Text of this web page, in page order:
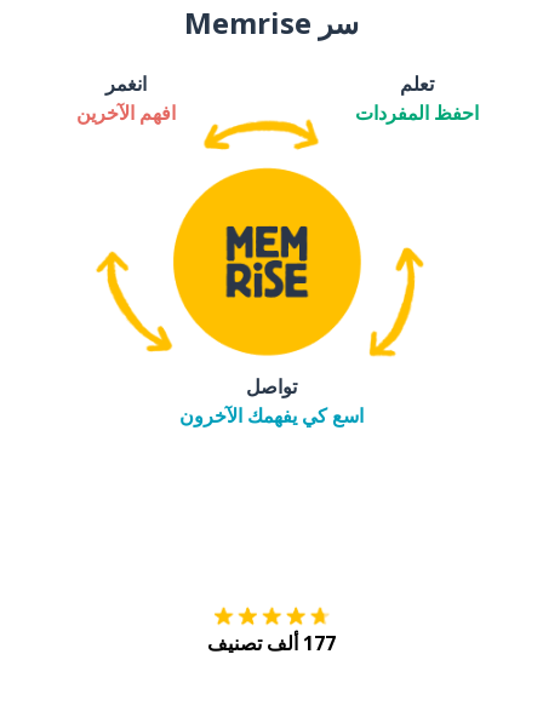
سر Memrise
تعلم
احفظ المفردات
انغمر
افهم الآخرين
تواصل
اسع كي يفهمك الآخرون
177 ألف تصنيف